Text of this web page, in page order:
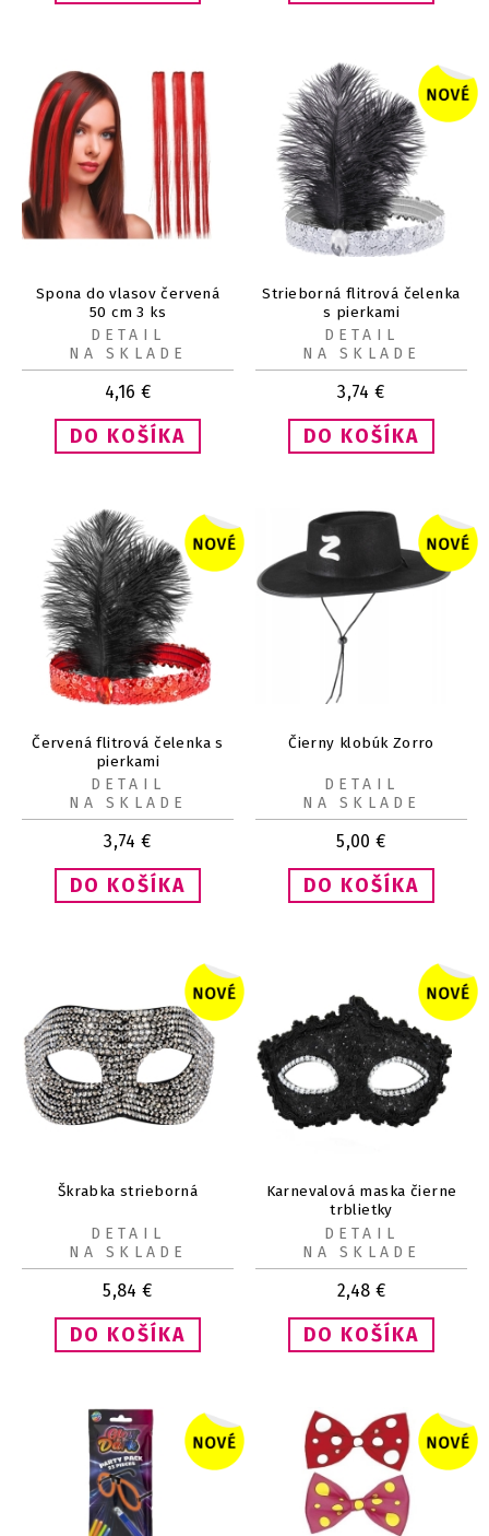
Spona do vlasov červená
50 cm 3 ks
4,16 €
DETAIL
NA SKLADE
Strieborná flitrová čelenka
s pierkami
3,74 €
DETAIL
NA SKLADE
Červená flitrová čelenka s
pierkami
3,74 €
DETAIL
NA SKLADE
Čierny klobúk Zorro
5,00 €
DETAIL
NA SKLADE
Škrabka strieborná
5,84 €
DETAIL
NA SKLADE
Karnevalová maska čierne
trblietky
2,48 €
DETAIL
NA SKLADE